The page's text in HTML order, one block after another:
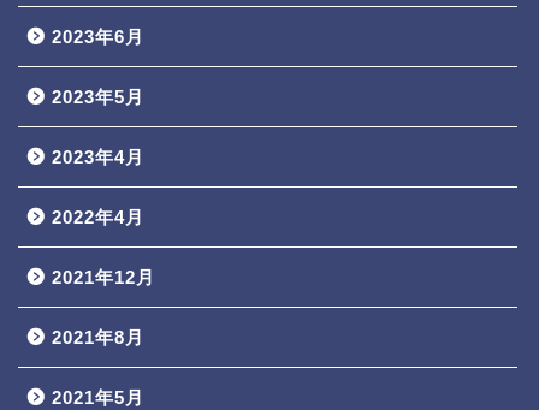
2023年6月
2023年5月
2023年4月
2022年4月
2021年12月
2021年8月
2021年5月